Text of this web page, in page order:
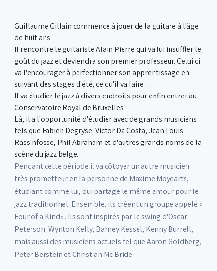
Guillaume Gillain commence à jouer de la guitare à l'âge
de huit ans.
Il rencontre le guitariste Alain Pierre qui va lui insuffler le
goût du jazz et deviendra son premier professeur. Celui ci
va l'encourager à perfectionner son apprentissage en
suivant des stages d'été, ce qu'il va faire…
Il va étudier le jazz à divers endroits pour enfin entrer au
Conservatoire Royal de Bruxelles.
Là, il a l'opportunité d'étudier avec de grands musiciens
tels que Fabien Degryse, Victor Da Costa, Jean Louis
Rassinfosse, Phil Abraham et d'autres grands noms de la
scène du jazz belge.
Pendant cette période il va côtoyer un autre musicien
très prometteur en la personne de Maxime Moyearts,
étudiant comme lui, qui partage le même amour pour le
jazz traditionnel. Ensemble, ils créent un groupe appelé «
Four of a Kind« . Ils sont inspirés par le swing d'Oscar
Peterson, Wynton Kelly, Barney Kessel, Kenny Burrell,
mais aussi des musiciens actuels tel que Aaron Goldberg,
Peter Berstein et Christian Mc Bride.